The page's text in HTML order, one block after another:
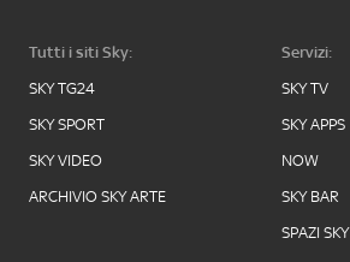
Tutti i siti Sky:
SKY TG24
SKY SPORT
SKY VIDEO
ARCHIVIO SKY ARTE
Servizi:
SKY TV
SKY APPS
NOW
SKY BAR
SPAZI SKY